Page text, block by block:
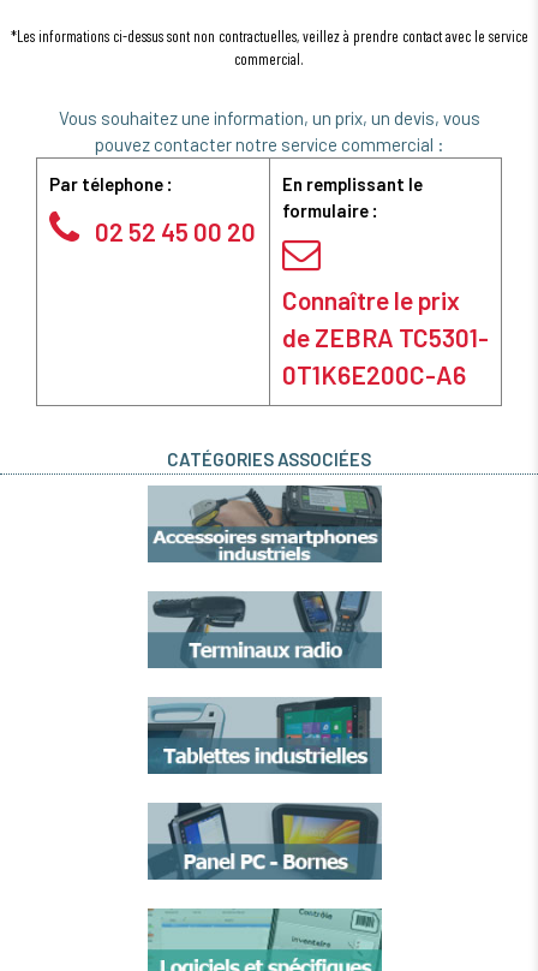
*Les informations ci-dessus sont non contractuelles, veillez à prendre contact avec le service
commercial.
Vous souhaitez une information, un prix, un devis, vous
pouvez contacter notre service commercial :
Par télephone :
02 52 45 00 20
En remplissant le
formulaire :
Connaître le prix
de ZEBRA TC5301-
0T1K6E200C-A6
CATÉGORIES ASSOCIÉES